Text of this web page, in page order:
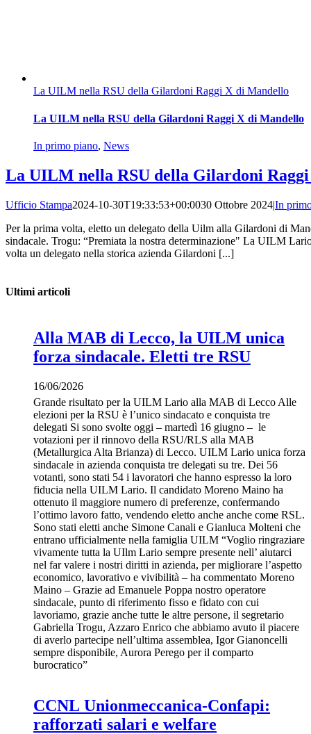
La UILM nella RSU della Gilardoni Raggi X di Mandello
La UILM nella RSU della Gilardoni Raggi X di Mandello
In primo piano, News
La UILM nella RSU della Gilardoni
Ufficio Stampa2024-10-30T19:33:53+00:0030 Ottobre 2024|In
Per la prima volta, eletto un delegato della Uilm alla Gilardoni di
sindacale. Trogu: “Premiata la nostra determinazione" La UILM
volta un delegato nella storica azienda Gilardoni [...]
Ultimi articoli
Alla MAB di Lecco, la UILM unica
forza sindacale. Eletti tre RSU
16/06/2026
Grande risultato per la UILM Lario alla MAB di Lecco Alle
elezioni per la RSU è l’unico sindacato e conquista tre
delegati Si sono svolte oggi – martedì 16 giugno – le
votazioni per il rinnovo della RSU/RLS alla MAB
(Metallurgica Alta Brianza) di Lecco. UILM Lario unica forza
sindacale in azienda conquista tre delegati su tre. Dei 56
votanti, sono stati 54 i lavoratori che hanno espresso la loro
fiducia nella UILM Lario. Il candidato Moreno Maino ha
ottenuto il maggiore numero di preferenze, confermando
l’ottimo lavoro fatto, vendendo eletto anche anche come RSL.
Sono stati eletti anche Simone Canali e Gianluca Molteni che
entrano ufficialmente nella famiglia UILM “Voglio ringraziare
vivamente tutta la UIlm Lario sempre presente nell’ aiutarci
nel far valere i nostri diritti in azienda, per migliorare l’aspetto
economico, lavorativo e vivibilità – ha commentato Moreno
Maino – Grazie ad Emanuele Poppa nostro operatore
sindacale, punto di riferimento fisso e fidato con cui
lavoriamo, grazie anche tutte le altre persone, il segretario
Gabriella Trogu, Azzaro Enrico che abbiamo avuto il piacere
di averlo partecipe nell’ultima assemblea, Igor Gianoncelli
sempre disponibile, Aurora Perego per il comparto
burocratico”
CCNL Unionmeccanica-Confapi:
rafforzati salari e welfare